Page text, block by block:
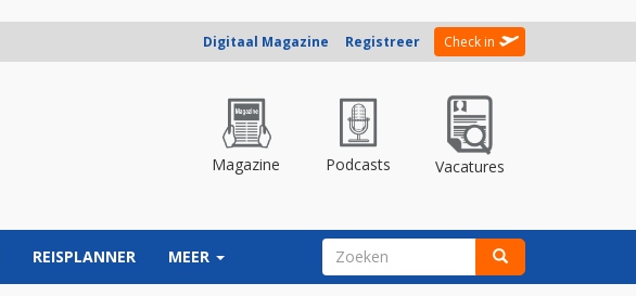
Digitaal Magazine Registreer Check in
Magazine Podcasts Vacatures
REISPLANNER MEER ZOEKVELD